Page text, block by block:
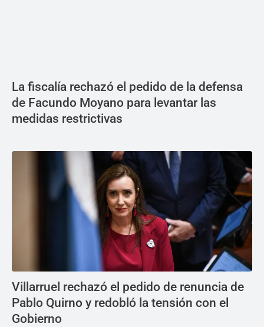
La fiscalía rechazó el pedido de la defensa
de Facundo Moyano para levantar las
medidas restrictivas
Villarruel rechazó el pedido de renuncia de
Pablo Quirno y redobló la tensión con el
Gobierno